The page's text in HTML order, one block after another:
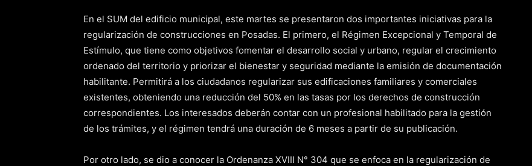
En el SUM del edificio municipal, este martes se presentaron dos importantes iniciativas para la
regularización de construcciones en Posadas. El primero, el Régimen Excepcional y Temporal de
Estímulo, que tiene como objetivos fomentar el desarrollo social y urbano, regular el crecimiento
ordenado del territorio y priorizar el bienestar y seguridad mediante la emisión de documentación
habilitante. Permitirá a los ciudadanos regularizar sus edificaciones familiares y comerciales
existentes, obteniendo una reducción del 50% en las tasas por los derechos de construcción
correspondientes. Los interesados deberán contar con un profesional habilitado para la gestión
de los trámites, y el régimen tendrá una duración de 6 meses a partir de su publicación.
Por otro lado, se dio a conocer la Ordenanza XVIII N° 304 que se enfoca en la regularización de